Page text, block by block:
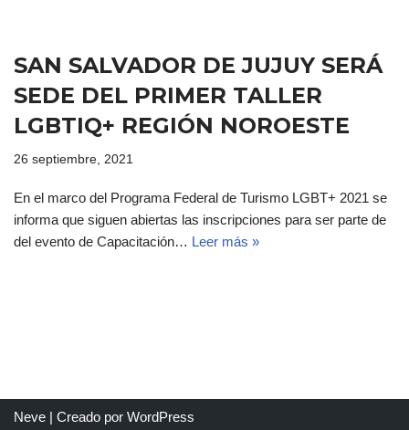
SAN SALVADOR DE JUJUY SERÁ
SEDE DEL PRIMER TALLER
LGBTIQ+ REGIÓN NOROESTE
26 septiembre, 2021
En el marco del Programa Federal de Turismo LGBT+ 2021 se
informa que siguen abiertas las inscripciones para ser parte de
del evento de Capacitación… Leer más »
Neve | Creado por WordPress